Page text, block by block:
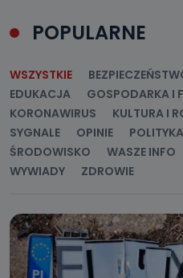
POPULARNE
WSZYSTKIE
EDUKACJA
GOSPODARKA I
KORONAWIRUS
KULTURA I
SYGNALE
OPINIE POLITYKA
ŚRODOWISKO
WASZE INFO
WYWIADY
ZDROWIE